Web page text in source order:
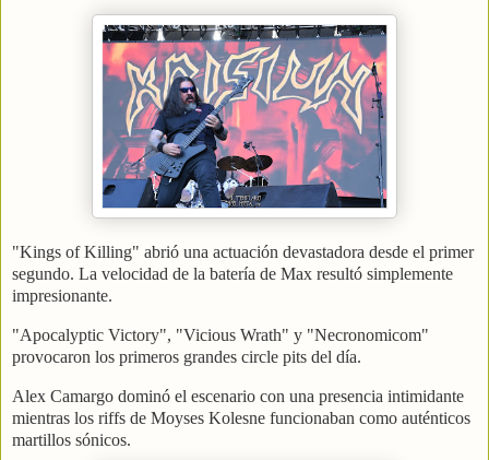
"Kings of Killing" abrió una actuación devastadora desde el primer
segundo. La velocidad de la batería de Max resultó simplemente
impresionante.
"Apocalyptic Victory", "Vicious Wrath" y "Necronomicom"
provocaron los primeros grandes circle pits del día.
Alex Camargo dominó el escenario con una presencia intimidante
mientras los riffs de Moyses Kolesne funcionaban como auténticos
martillos sónicos.